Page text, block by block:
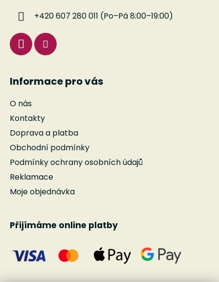
+420 607 280 011 (Po–Pá 8:00–19:00)
Informace pro vás
O nás
Kontakty
Doprava a platba
Obchodní podmínky
Podmínky ochrany osobních údajů
Reklamace
Moje objednávka
Přijímáme online platby